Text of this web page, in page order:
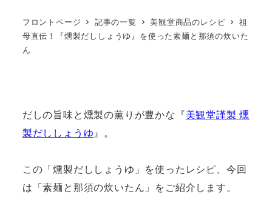
フロントページ 記事の一覧 美観堂商品のレシピ
祖
母直伝！『燻製だししょうゆ』を使った素麺と那須の炊いた
ん
だしの旨味と燻製の薫りが豊かな『美観堂謹製 燻
製だししょうゆ 』。
この「燻製だししょうゆ」を使ったレシピ、今回
は「素麺と那須の炊いたん」をご紹介します。